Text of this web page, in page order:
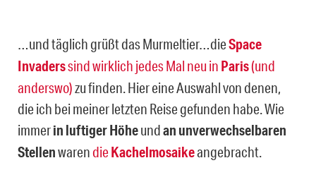
…und täglich grüßt das Murmeltier…dieSpace
Invaderssind wirklich jedes Mal neu in Paris(und
anderswo)zu finden. Hier eine Auswahl von denen,
die ich bei meiner letzten Reise gefunden habe. Wie
immerin luftiger Höheundan unverwechselbaren
StellenwarendieKachelmosaikeangebracht.